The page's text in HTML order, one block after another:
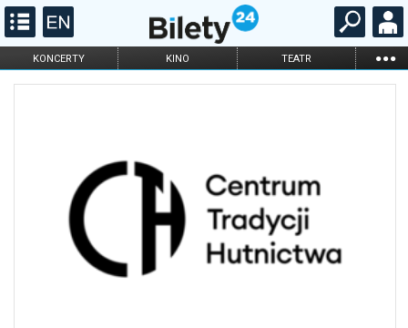
KONCERTY KINO TEATR ...
FILHARMONIA OPERA I BALET